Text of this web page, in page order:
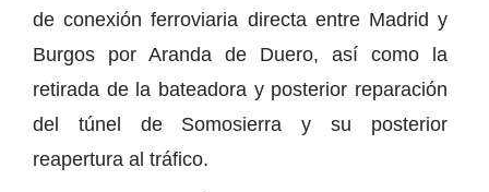
de conexión ferroviaria directa entre Madrid y
Burgos por Aranda de Duero, así como la
retirada de la bateadora y posterior reparación
del túnel de Somosierra y su posterior
reapertura al tráfico.